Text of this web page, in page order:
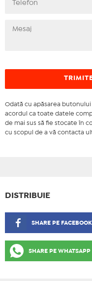
Odată cu apăsarea butonului
acordul ca toate datele
de mai sus să fie stocate în
cu scopul de a vă contacta
DISTRIBUIE
SHARE PE FACEBOOK
SHARE PE WHATSAPP